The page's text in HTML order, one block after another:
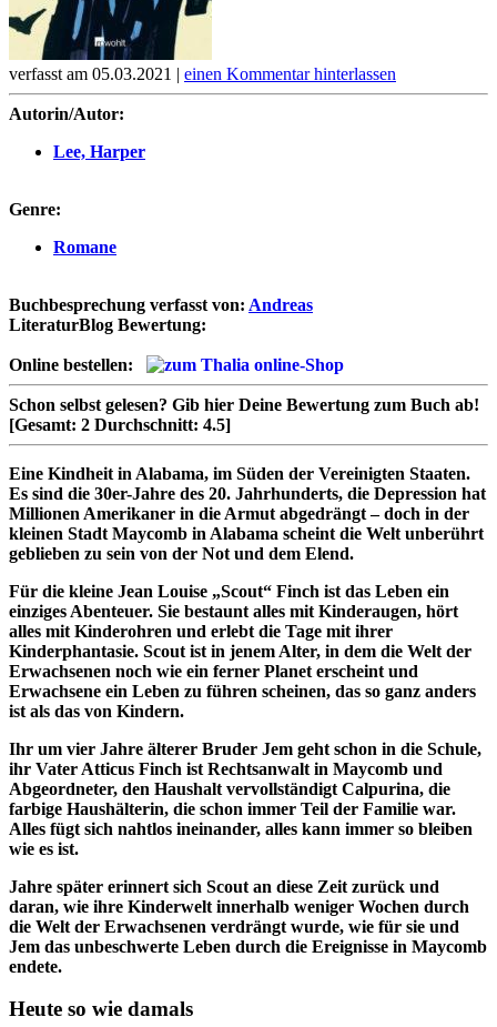
verfasst am 05.03.2021 | einen Kommentar hinterlassen
Autorin/Autor:
Lee, Harper
Genre:
Romane
Buchbesprechung verfasst von: Andreas
LiteraturBlog Bewertung:
Online bestellen:
Schon selbst gelesen? Gib hier Deine Bewertung zum Buch ab!
[Gesamt: 2 Durchschnitt: 4.5]
Eine Kindheit in Alabama, im Süden der Vereinigten Staaten.
Es sind die 30er-Jahre des 20. Jahrhunderts, die Depression hat
Millionen Amerikaner in die Armut abgedrängt – doch in der
kleinen Stadt Maycomb in Alabama scheint die Welt unberührt
geblieben zu sein von der Not und dem Elend.
Für die kleine Jean Louise „Scout“ Finch ist das Leben ein
einziges Abenteuer. Sie bestaunt alles mit Kinderaugen, hört
alles mit Kinderohren und erlebt die Tage mit ihrer
Kinderphantasie. Scout ist in jenem Alter, in dem die Welt der
Erwachsenen noch wie ein ferner Planet erscheint und
Erwachsene ein Leben zu führen scheinen, das so ganz anders
ist als das von Kindern.
Ihr um vier Jahre älterer Bruder Jem geht schon in die Schule,
ihr Vater Atticus Finch ist Rechtsanwalt in Maycomb und
Abgeordneter, den Haushalt vervollständigt Calpurina, die
farbige Haushälterin, die schon immer Teil der Familie war.
Alles fügt sich nahtlos ineinander, alles kann immer so bleiben
wie es ist.
Jahre später erinnert sich Scout an diese Zeit zurück und
daran, wie ihre Kinderwelt innerhalb weniger Wochen durch
die Welt der Erwachsenen verdrängt wurde, wie für sie und
Jem das unbeschwerte Leben durch die Ereignisse in Maycomb
endete.
Heute so wie damals